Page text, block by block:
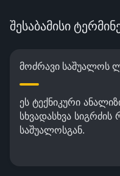
შესაბამისი
მოძრავი საშუალოს
ეს ტექნიკური
სხვადასხვა სიგრძის
საშუალოსგან.